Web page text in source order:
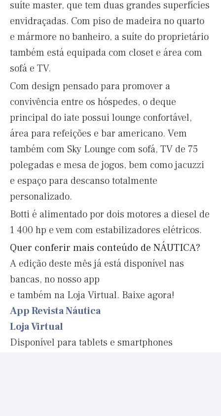
suíte master, que tem duas grandes superfícies
envidraçadas. Com piso de madeira no quarto
e mármore no banheiro, a suíte do proprietário
também está equipada com closet e área com
sofá e TV.
Com design pensado para promover a
convivência entre os hóspedes, o deque
principal do iate possui lounge confortável,
área para refeições e bar americano. Vem
também com Sky Lounge com sofá, TV de 75
polegadas e mesa de jogos, bem como jacuzzi
e espaço para descanso totalmente
personalizado.
Botti é alimentado por dois motores a diesel de
1 400 hp e vem com estabilizadores elétricos.
Quer conferir mais conteúdo de NÁUTICA?
A edição deste mês já está disponível nas
bancas, no nosso app
e também na Loja Virtual. Baixe agora!
App Revista Náutica
Loja Virtual
Disponível para tablets e smartphones